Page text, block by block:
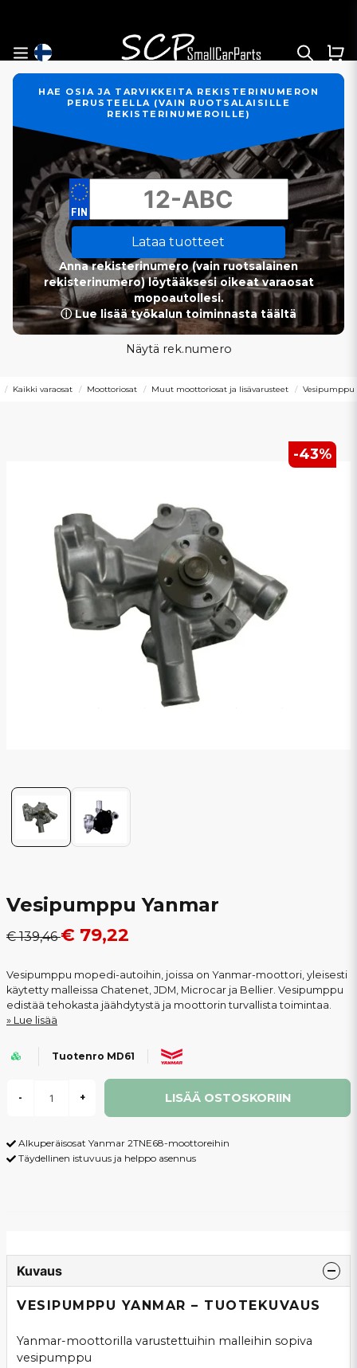
HAE OSIA JA TARVIKKEITA REKISTERINUMERON
PERUSTEELLA (VAIN RUOTSALAISILLE
REKISTERINUMEROILLE)
Lataa tuotteet
Anna rekisterinumero (vain ruotsalainen
rekisterinumero) löytääksesi oikeat varaosat
mopoautollesi.
ⓘ Lue lisää työkalun toiminnasta täältä
Näytä rek.numero
Kaikki varaosat Moottoriosat Muut moottoriosat ja lisävarusteet Vesipumppu
-43%
Vesipumppu Yanmar
€ 139,46€ 79,22
Vesipumppu mopedi-autoihin, joissa on Yanmar-moottori, yleisesti
käytetty malleissa Chatenet, JDM, Microcar ja Bellier. Vesipumppu
edistää tehokasta jäähdytystä ja moottorin turvallista toimintaa.
Lue lisää
Tuotenro MD61
- + LISÄÄ OSTOSKORIIN
Alkuperäisosat Yanmar 2TNE68-moottoreihin
Täydellinen istuvuus ja helppo asennus
Kuvaus
VESIPUMPPU YANMAR – TUOTEKUVAUS
Yanmar-moottorilla varustettuihin malleihin sopiva
vesipumppu